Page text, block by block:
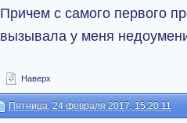
Причем с самого первого
вызывала у меня
Наверх
Пятница, 24 февраля 2017, 15:20:11